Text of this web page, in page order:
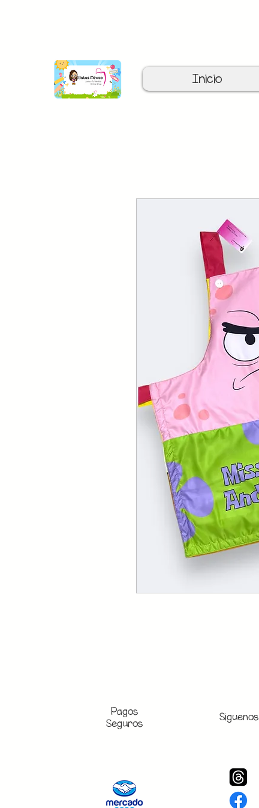
Inicio
Siguenos
Pagos
Seguros